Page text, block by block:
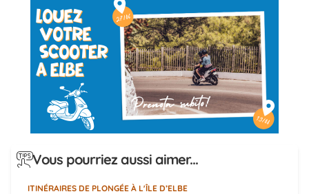
Vous pourriez aussi aimer...
ITINÉRAIRES DE PLONGÉE À L'ÎLE D’ELBE